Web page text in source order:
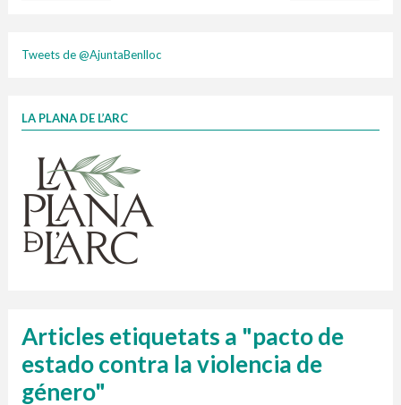
1 contenidors intel·ligents
Finançat per la Unió Europea – NextGenerationEU
Tweets de @AjuntaBenlloc
LA PLANA DE L’ARC
Articles etiquetats a "pacto de
estado contra la violencia de
género"